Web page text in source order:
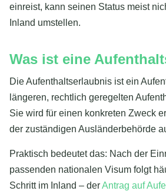
einreist, kann seinen Status meist
Inland umstellen.
Was ist eine
Die Aufenthaltserlaubnis ist ein
längeren, rechtlich geregelten
Sie wird für einen konkreten Zweck
der zuständigen Ausländerbehörde
Praktisch bedeutet das: Nach der
passenden nationalen Visum folgt
Schritt im Inland – derAntrag auf